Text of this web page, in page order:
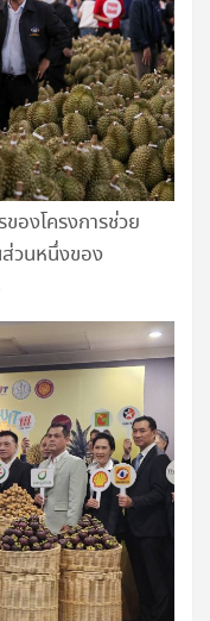
องโครงการช่วย
วนหนึ่งของ